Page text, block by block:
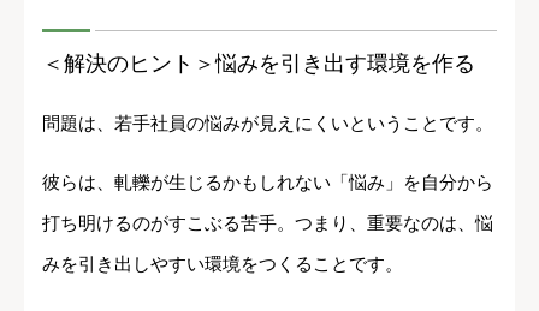
＜解決のヒント＞悩みを引き出す環境を作る
問題は、若手社員の悩みが見えにくいということです。
彼らは、軋轢が生じるかもしれない「悩み」を自分から
打ち明けるのがすこぶる苦手。つまり、重要なのは、悩
みを引き出しやすい環境をつくること です。